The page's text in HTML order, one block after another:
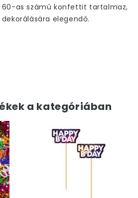
as számú konfettit tartalmaz,
elegendő.
a kategóriában